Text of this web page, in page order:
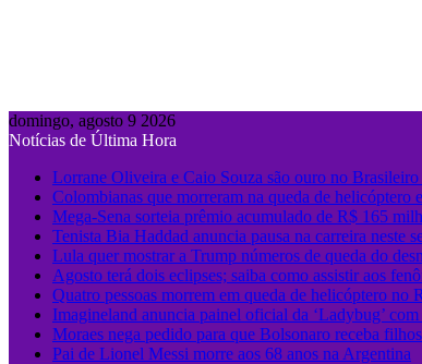
domingo, agosto 9 2026
Notícias de Última Hora
Lorrane Oliveira e Caio Souza são ouro no Brasileiro
Colombianas que morreram na queda de helicóptero
Mega-Sena sorteia prêmio acumulado de R$ 165
Tenista Bia Haddad anuncia pausa na carreira neste
Lula quer mostrar a Trump números de queda do
Agosto terá dois eclipses; saiba como assistir aos
Quatro pessoas morrem em queda de helicóptero no
Imagineland anuncia painel oficial da ‘Ladybug’
Moraes nega pedido para que Bolsonaro receba
Pai de Lionel Messi morre aos 68 anos na Argentina